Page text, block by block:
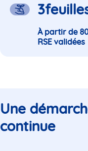
3
À partir de
RSE validées
Une
continue